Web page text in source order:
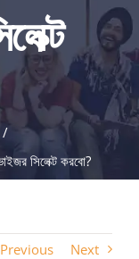
সিলেক্ট করবো?
Previous Next